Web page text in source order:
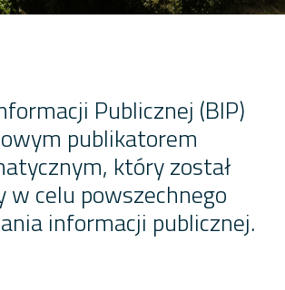
Publicznej (BIP)
publikatorem
który został
w celu powszechnego
informacji publicznej.